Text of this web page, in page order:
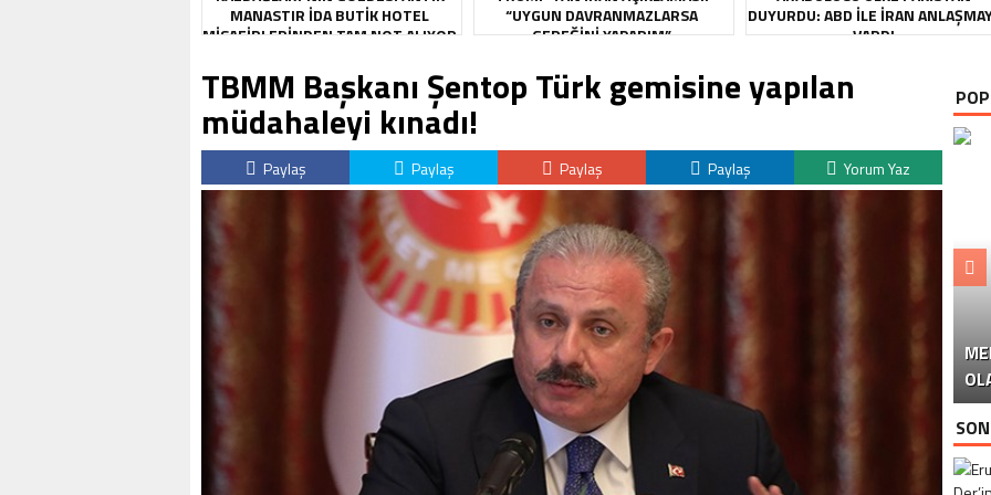
MANASTIR İDA BUTIK HOTEL
MISAFIRLERINDEN TAM NOT ALIYOR
“UYGUN DAVRANMAZLARSA
GEREĞINI YAPARIM”
DUYURDU: ABD ILE İRAN
VARDI
TBMM Başkanı Şentop Türk gemisine yapılan
müdahaleyi kınadı!
Paylaş Paylaş Paylaş Paylaş Yorum Yaz